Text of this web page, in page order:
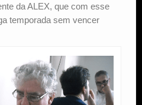
da ALEX, que com esse
temporada sem vencer